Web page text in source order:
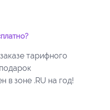
тарифного
в зоне .RU на год!